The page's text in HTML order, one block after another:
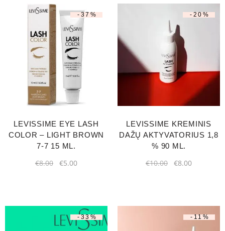
-37%
LEVISSIME EYE LASH
COLOR – LIGHT BROWN
7-7 15 ML.
€8.00 €5.00
-20%
LEVISSIME KREMINIS
DAŽŲ AKTYVATORIUS 1,8
% 90 ML.
€10.00 €8.00
-33% -11%